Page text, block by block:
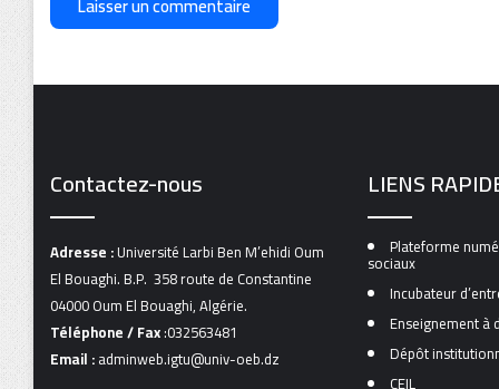
Contactez-nous
Adresse :Université Larbi Ben M’ehidi Oum
El Bouaghi. B.P. 358 route de Constantine
04000 Oum El Bouaghi, Algérie.
Téléphone / Fax:032563481
Email :adminweb.igtu@univ-oeb.dz
LIENS
Plateforme
sociaux
Incubateur
Enseignement à
Dépôt
CEIL